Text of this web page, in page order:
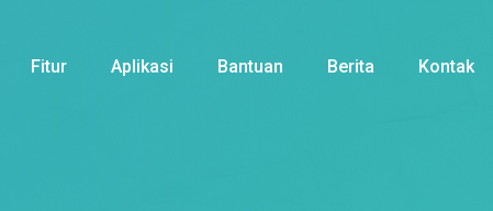
Fitur Aplikasi Bantuan Berita Kontak